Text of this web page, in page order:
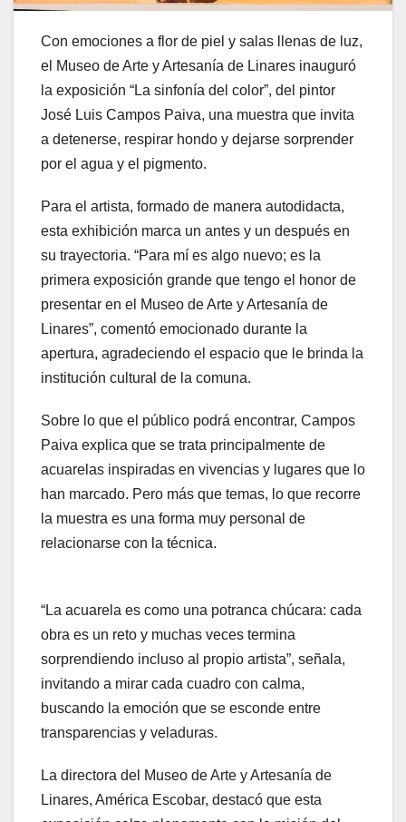
Con emociones a flor de piel y salas llenas de luz,
el Museo de Arte y Artesanía de Linares inauguró
la exposición “La sinfonía del color”, del pintor
José Luis Campos Paiva, una muestra que invita
a detenerse, respirar hondo y dejarse sorprender
por el agua y el pigmento.
Para el artista, formado de manera autodidacta,
esta exhibición marca un antes y un después en
su trayectoria. “Para mí es algo nuevo; es la
primera exposición grande que tengo el honor de
presentar en el Museo de Arte y Artesanía de
Linares”, comentó emocionado durante la
apertura, agradeciendo el espacio que le brinda la
institución cultural de la comuna.
Sobre lo que el público podrá encontrar, Campos
Paiva explica que se trata principalmente de
acuarelas inspiradas en vivencias y lugares que lo
han marcado. Pero más que temas, lo que recorre
la muestra es una forma muy personal de
relacionarse con la técnica.
“La acuarela es como una potranca chúcara: cada
obra es un reto y muchas veces termina
sorprendiendo incluso al propio artista”, señala,
invitando a mirar cada cuadro con calma,
buscando la emoción que se esconde entre
transparencias y veladuras.
La directora del Museo de Arte y Artesanía de
Linares, América Escobar, destacó que esta